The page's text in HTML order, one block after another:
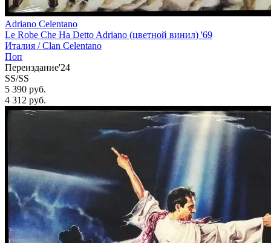
Adriano Celentano
Le Robe Che Ha Detto Adriano (цветной винил) '69
Италия /Clan Celentano
Поп
Переиздание'24
SS/SS
5 390 руб.
4 312 руб.